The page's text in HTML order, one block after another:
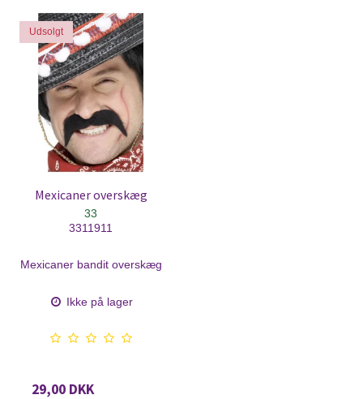
Udsolgt
Mexicaner overskæg
33
3311911
Mexicaner bandit overskæg
Ikke på lager
29,00 DKK